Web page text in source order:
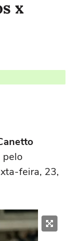
x
pelo
feira, 23,